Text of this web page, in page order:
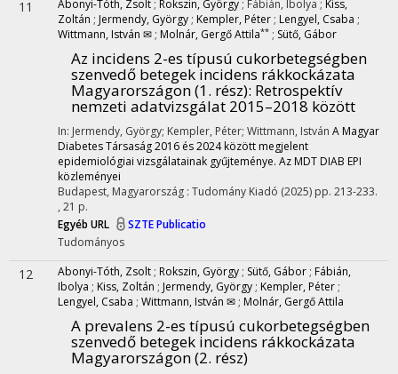
11 Abonyi-Tóth, Zsolt ; Rokszin, György ; Fábián, Ibolya ; Kiss,
Zoltán ; Jermendy, György ; Kempler, Péter ; Lengyel, Csaba ;
Wittmann, István ✉ ; Molnár, Gergő Attila** ; Sütő, Gábor
Az incidens 2-es típusú cukorbetegségben
szenvedő betegek incidens rákkockázata
Magyarországon (1. rész): Retrospektív
nemzeti adatvizsgálat 2015–2018 között
In: Jermendy, György; Kempler, Péter; Wittmann, István A Magyar
Diabetes Társaság 2016 és 2024 között megjelent
epidemiológiai vizsgálatainak gyűjteménye. Az MDT DIAB EPI
közleményei
Budapest, Magyarország : Tudomány Kiadó (2025) pp. 213-233.
, 21 p.
Egyéb URL
SZTE Publicatio
Tudományos
12 Abonyi-Tóth, Zsolt ; Rokszin, György ; Sütő, Gábor ; Fábián,
Ibolya ; Kiss, Zoltán ; Jermendy, György ; Kempler, Péter ;
Lengyel, Csaba ; Wittmann, István ✉ ; Molnár, Gergő Attila
A prevalens 2-es típusú cukorbetegségben
szenvedő betegek incidens rákkockázata
Magyarországon (2. rész)